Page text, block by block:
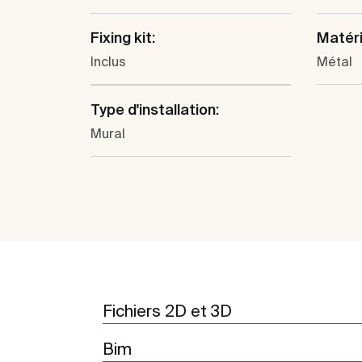
Fixing kit:
Inclus Métal
Type d'installation:
Mural
Fichiers 2D et 3D
Bim